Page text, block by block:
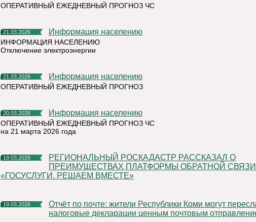
ОПЕРАТИВНЫЙ ЕЖЕДНЕВНЫЙ ПРОГНОЗ ЧС
21.03.2026 Информация населению
ИНФОРМАЦИЯ НАСЕЛЕНИЮ
Отключение электроэнергии
21.03.2026 Информация населению
ОПЕРАТИВНЫЙ ЕЖЕДНЕВНЫЙ ПРОГНОЗ
20.03.2026 Информация населению
ОПЕРАТИВНЫЙ ЕЖЕДНЕВНЫЙ ПРОГНОЗ ЧС
на 21 марта 2026 года
19.03.2026
РЕГИОНАЛЬНЫЙ РОСКАДАСТР РАССКАЗАЛ О
ПРЕИМУЩЕСТВАХ ПЛАТФОРМЫ ОБРАТНОЙ
«ГОСУСЛУГИ. РЕШАЕМ ВМЕСТЕ»
19.03.2026
Отчёт по почте: жители Республики Коми могут переслать
налоговые декларации ценным почтовым